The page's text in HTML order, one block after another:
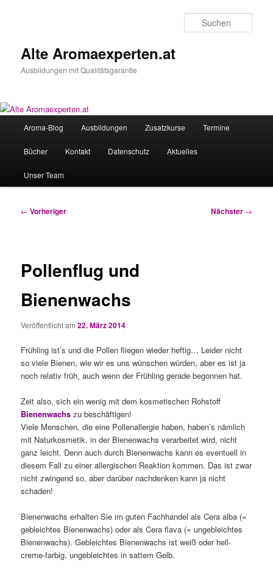
Alte Aromaexperten.at
Ausbildungen mit Qualitätsgarantie
Aroma-Blog Ausbildungen Zusatzkurse Termine
Bücher Kontakt Datenschutz Aktuelles
Unser Team
Beitragsnavigation
← Vorheriger Nächster →
Pollenflug und
Bienenwachs
Veröffentlicht am22. März 2014
Frühling ist’s und die Pollen fliegen wieder heftig… Leider nicht
so viele Bienen, wie wir es uns wünschen würden, aber es ist ja
noch relativ früh, auch wenn der Frühling gerade begonnen hat.
Zeit also, sich ein wenig mit dem kosmetischen Rohstoff
Bienenwachs zu beschäftigen!
Viele Menschen, die eine Pollenallergie haben, haben’s nämlich
mit Naturkosmetik, in der Bienenwachs verarbeitet wird, nicht
ganz leicht. Denn auch durch Bienenwachs kann es eventuell in
diesem Fall zu einer allergischen Reaktion kommen. Das ist zwar
nicht zwingend so, aber darüber nachdenken kann ja nicht
schaden!
Bienenwachs erhalten Sie im guten Fachhandel als Cera alba (=
gebleichtes Bienenwachs) oder als Cera flava (= ungebleichtes
Bienenwachs). Gebleichtes Bienenwachs ist weiß oder hell-
creme-farbig, ungebleichtes in sattem Gelb.